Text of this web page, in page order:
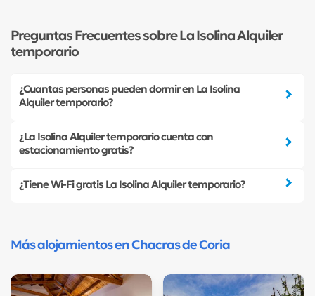
Preguntas Frecuentes sobre La Isolina Alquiler
temporario
¿Cuantas personas pueden dormir en La Isolina
Alquiler temporario?
¿La Isolina Alquiler temporario cuenta con
estacionamiento gratis?
¿Tiene Wi-Fi gratis La Isolina Alquiler temporario?
Más alojamientos en Chacras de Coria